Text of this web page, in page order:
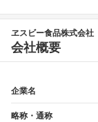
ヱスビー食品株式会社
会社概要
企業名
略称・通称